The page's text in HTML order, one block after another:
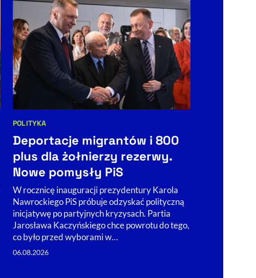
Kategorie artykułu:
POLITYKA
Deportacje migrantów i 800
plus dla żołnierzy rezerwy.
Nowe pomysły PiS
W rocznicę inauguracji prezydentury Karola
Nawrockiego PiS próbuje odzyskać polityczną
inicjatywę po partyjnych kryzysach. Partia
Jarosława Kaczyńskiego chce powrotu do tego,
co było przed wyborami w…
06.08.2026